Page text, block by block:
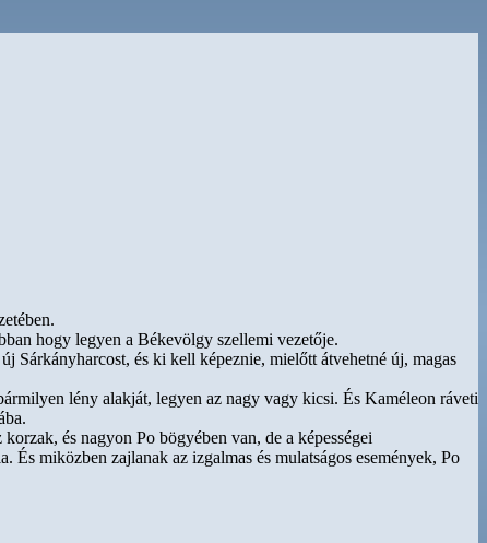
hogy legyen a Békevölgy szellemi vezetője.
Sárkányharcost, és ki kell képeznie, mielőtt átvehetné új, magas
lény alakját, legyen az nagy vagy kicsi. És Kaméleon ráveti
és nagyon Po bögyében van, de a képességei
miközben zajlanak az izgalmas és mulatságos események, Po